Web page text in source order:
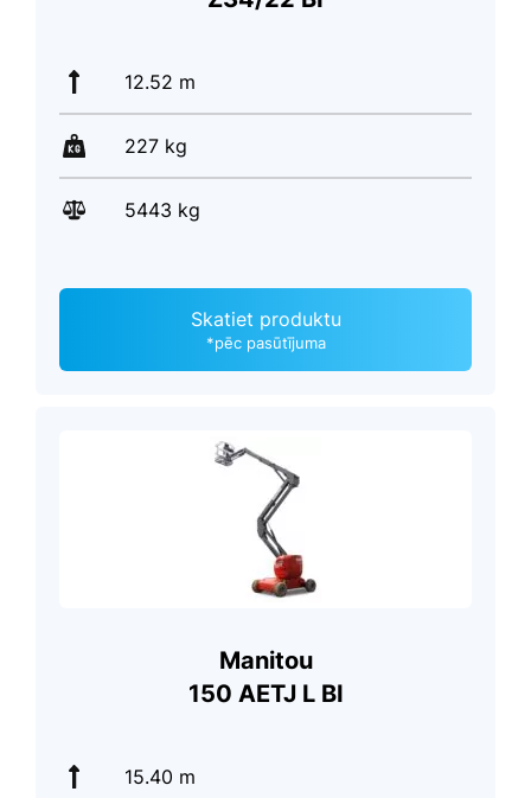
12.52 m
227 kg
5443 kg
Skatiet produktu
*pēc pasūtījuma
Manitou
150 AETJ L BI
15.40 m